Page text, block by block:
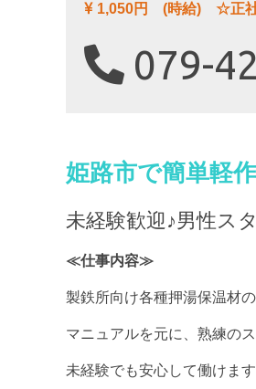
1,050円 (時給) ☆正
079-
姫路市で簡単軽
未経験歓迎♪男性ス
≪仕事内容≫
製鉄所向け各種押湯保温材
マニュアルを元に、熟練の
未経験でも安心して働けま